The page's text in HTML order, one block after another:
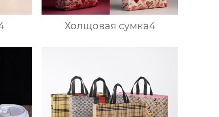
Холщовая сумка4